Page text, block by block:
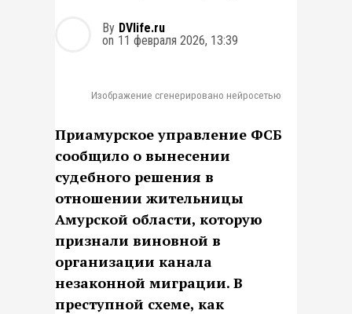
By DVlife.ru
on 11 февраля 2026, 13:39
Изображение сгенерировано нейросетью
Приамурское управление ФСБ
сообщило о вынесении
судебного решения в
отношении жительницы
Амурской области, которую
признали виновной в
организации канала
незаконной миграции. В
преступной схеме, как